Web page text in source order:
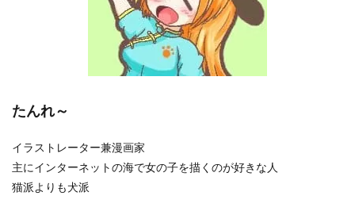
たんれ～
イラストレーター兼漫画家
主にインターネットの海で女の子を描くのが好きな人
猫派よりも犬派